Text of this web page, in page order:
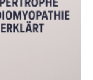
zu den